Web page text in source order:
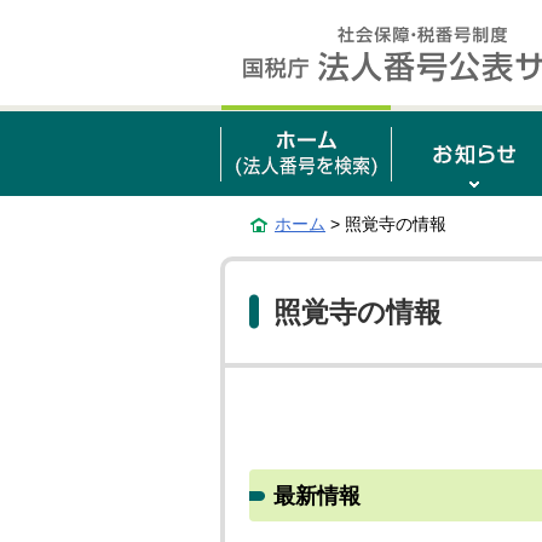
ホーム > 照覚寺の情報
照覚寺の情報
最新情報